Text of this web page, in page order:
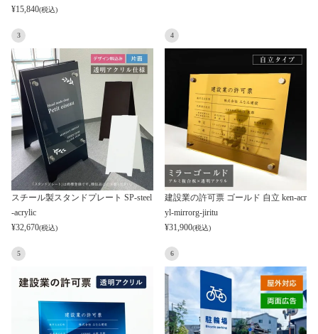
¥15,840(税込)
3
スチール製スタンドプレート SP-steel
-acrylic
¥32,670(税込)
4
建設業の許可票 ゴールド 自立 ken-acr
yl-mirrorg-jiritu
¥31,900(税込)
5 6